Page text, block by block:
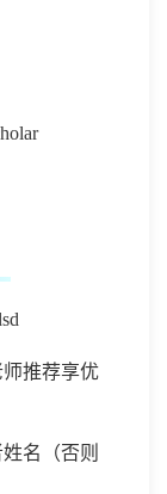
师推荐享优
名（否则